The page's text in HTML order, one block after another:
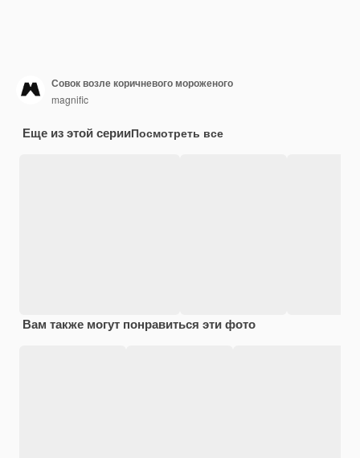
Совок возле коричневого мороженого
magnific
Еще из этой серииПосмотреть все
Вам также могут понравиться эти фото